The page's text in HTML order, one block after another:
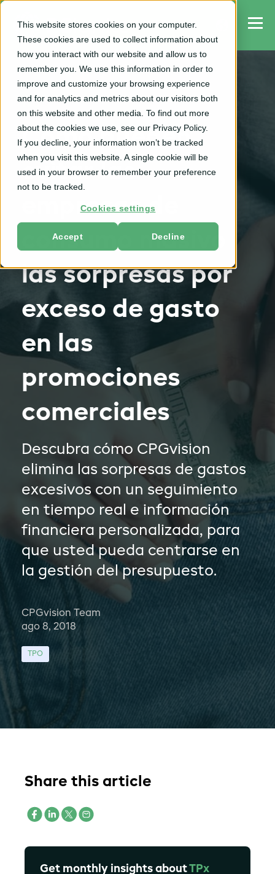
This website stores cookies on your computer.
These cookies are used to collect information about
how you interact with our website and allow us to
remember you. We use this information in order to
improve and customize your browsing experience
and for analytics and metrics about our visitors both
on this website and other media. To find out more
about the cookies we use, see our Privacy Policy.
If you decline, your information won’t be tracked
when you visit this website. A single cookie will be
used in your browser to remember your preference
not to be tracked.
Cookies settings
Accept Decline
Cómo pueden
evitar las
empresas de
consumo masivo
las sorpresas por
exceso de gasto
en las
promociones
comerciales
Descubra cómo CPGvision
elimina las sorpresas de gastos
excesivos con un seguimiento
en tiempo real e información
financiera personalizada, para
que usted pueda centrarse en
la gestión del presupuesto.
CPGvision Team
ago 8, 2018
TPO
Share this article
Get monthly insights aboutTPx